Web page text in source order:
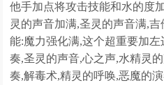
他手加点将攻击技能和水的度
灵的声音加满,圣灵的声音满,
能:魔力强化满,这个超重要加
奏,圣灵的声音,心之声,水精灵
奏,解毒术,精灵的呼唤,恶魔的